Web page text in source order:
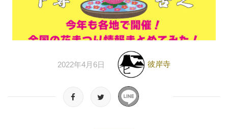
2022年4月6日 彼岸寺